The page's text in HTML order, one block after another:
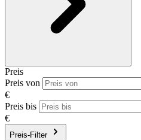
Preis
Preis von
€
Preis bis
€
Preis-Filter